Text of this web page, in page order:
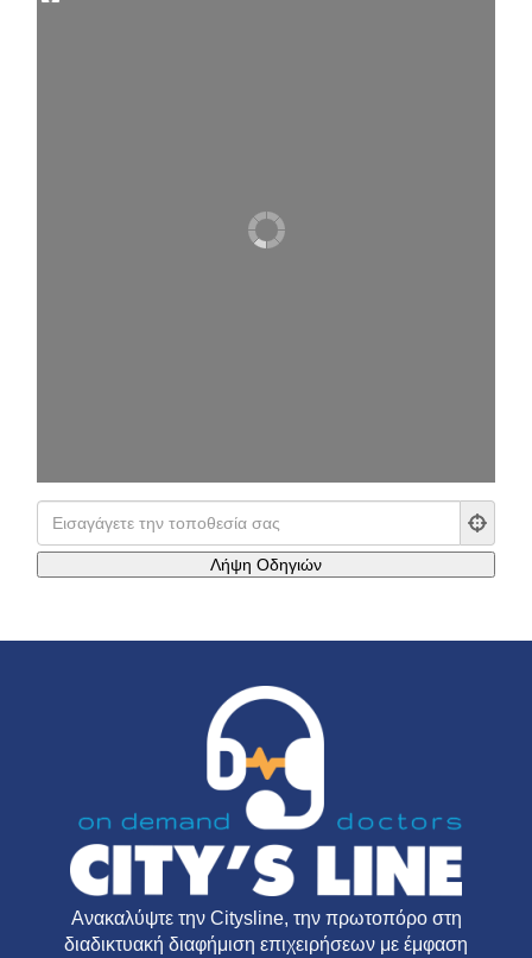
Ανακαλύψτε την Citysline, την πρωτοπόρο στη
διαδικτυακή διαφήμιση επιχειρήσεων με έμφαση